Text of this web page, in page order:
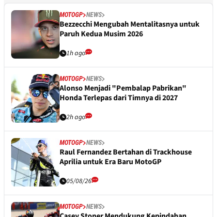
MOTOGP NEWS
Bezzecchi Mengubah Mentalitasnya untuk
Paruh Kedua Musim 2026
1h ago
MOTOGP NEWS
Alonso Menjadi "Pembalap Pabrikan"
Honda Terlepas dari Timnya di 2027
2h ago
MOTOGP NEWS
Raul Fernandez Bertahan di Trackhouse
Aprilia untuk Era Baru MotoGP
05/08/26
MOTOGP NEWS